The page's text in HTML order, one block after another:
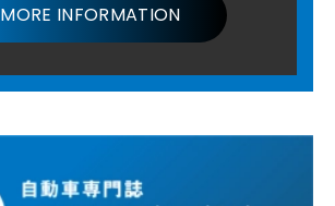
MORE INFORMATION